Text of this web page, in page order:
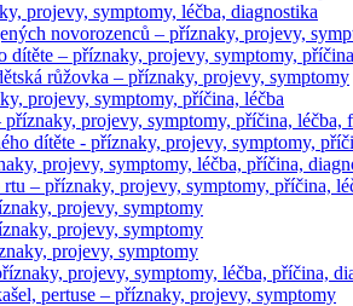
projevy, symptomy, léčba, diagnostika
novorozenců – příznaky, projevy,
dítěte – příznaky, projevy, symptomy,
růžovka – příznaky, projevy, symptomy
projevy, symptomy, příčina, léčba
projevy, symptomy, příčina, léčba,
dítěte - příznaky, projevy, symptomy,
projevy, symptomy, léčba, příčina,
– příznaky, projevy, symptomy, příčina,
projevy, symptomy
projevy, symptomy
projevy, symptomy
projevy, symptomy, léčba, příčina,
pertuse – příznaky, projevy, symptomy